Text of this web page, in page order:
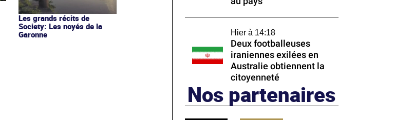
Les grands récits de
Society: Les noyés de la
Garonne
Hier à 14:18
Deux footballeuses
iraniennes exilées en
Australie obtiennent la
citoyenneté
Nos partenaires